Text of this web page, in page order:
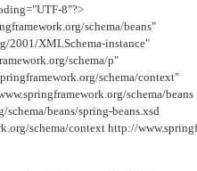
8"?>
schema/beans"
2001/XMLSchema-instance"
schema/p"
schema/context"
schema/beans
beans/spring-beans.xsd
schema/context http://